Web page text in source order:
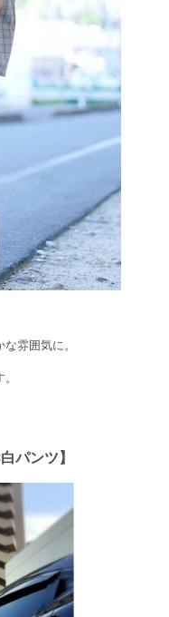
雰囲気に。
パンツ】